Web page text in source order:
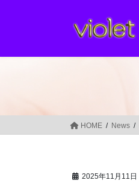
プ
動
HOME News
2025年11月11日